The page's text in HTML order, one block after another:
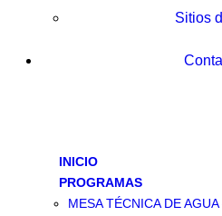
Sitios
INICIO
PROGRAMAS
MESA TÉCNICA DE